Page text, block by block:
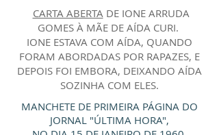
CARTA ABERTADE IONE ARRUDA
GOMES À MÃE DE AÍDA CURI.
IONE ESTAVA COM AÍDA, QUANDO
FORAM ABORDADAS POR RAPAZES, E
DEPOIS FOI EMBORA, DEIXANDO AÍDA
SOZINHA COM ELES.
MANCHETE DE PRIMEIRA PÁGINA DO
JORNAL "ÚLTIMA HORA",